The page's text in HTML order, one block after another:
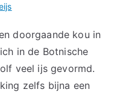
doorgaande kou in
in de Botnische
veel ijs gevormd.
zelfs bijna een